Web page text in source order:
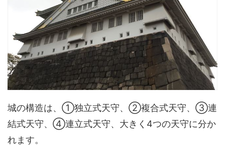
城の構造は、①独立式天守、②複合式天守、③連
結式天守、④連立式天守、大きく4つの天守に分か
れます。